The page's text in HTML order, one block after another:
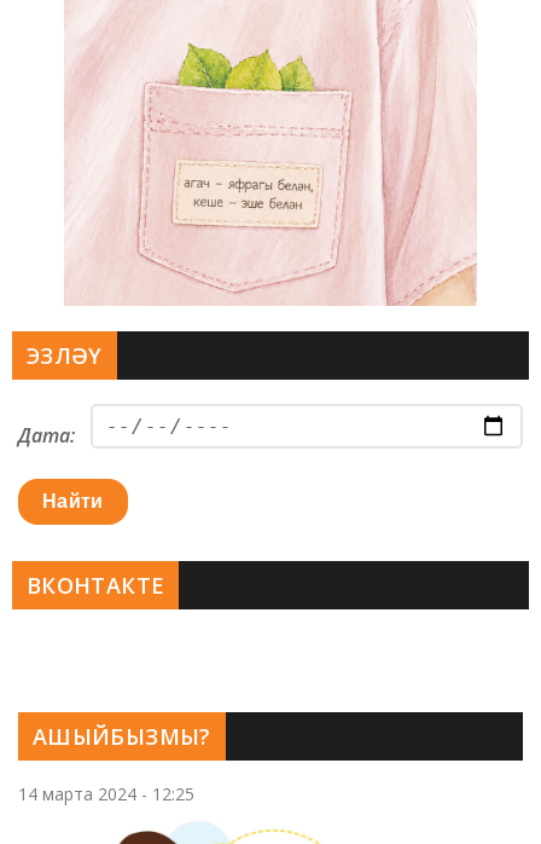
АШЫЙБЫЗМЫ?
14 марта 2024 - 12:25
ЭЗЛӘҮ
Дата:
Найти
ВКОНТАКТЕ